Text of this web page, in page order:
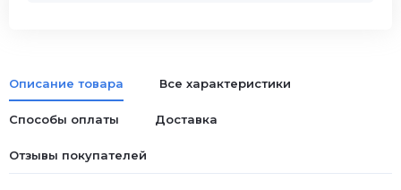
Описание товара Все характеристики
Способы оплаты Доставка
Отзывы покупателей